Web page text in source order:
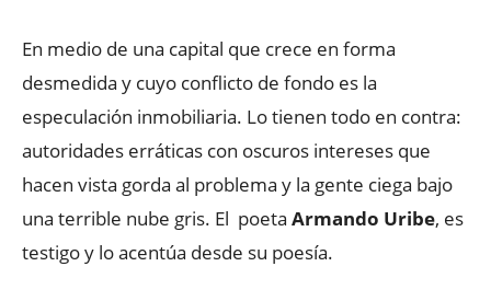
En medio de una capital que crece en forma
desmedida y cuyo conflicto de fondo es la
especulación inmobiliaria. Lo tienen todo en contra:
autoridades erráticas con oscuros intereses que
hacen vista gorda al problema y la gente ciega bajo
una terrible nube gris. El poeta Armando Uribe, es
testigo y lo acentúa desde su poesía.